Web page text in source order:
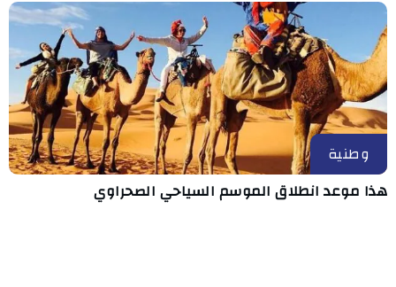
وطنية
هذا موعد انطلاق الموسم السياحي الصحراوي